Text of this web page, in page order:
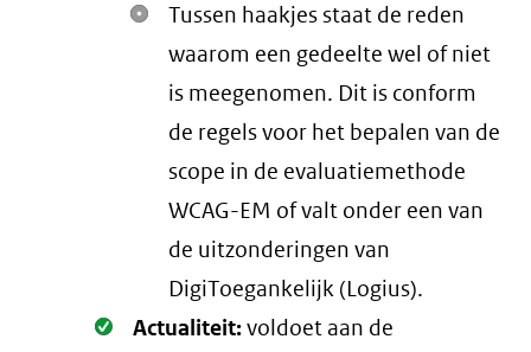
Tussen haakjes staat de reden
waarom een gedeelte wel of niet
is meegenomen. Dit is conform
de regels voor het bepalen van de
scope in de evaluatiemethode
WCAG-EM of valt onder een van
de uitzonderingen van
DigiToegankelijk (Logius).
Oké.
Actualiteit:voldoet aan de